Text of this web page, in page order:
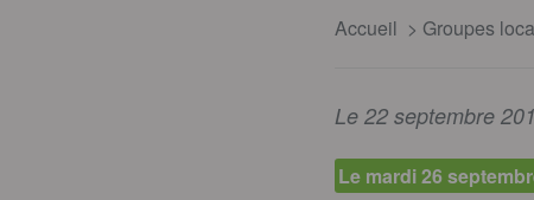
Accueil Groupes
Le 22 septembre
Le mardi 26